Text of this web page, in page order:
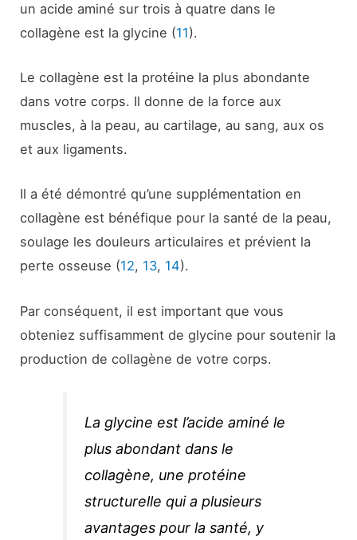
un acide aminé sur trois à quatre dans le
collagène est la glycine (11).
Le collagène est la protéine la plus abondante
dans votre corps. Il donne de la force aux
muscles, à la peau, au cartilage, au sang, aux os
et aux ligaments.
Il a été démontré qu’une supplémentation en
collagène est bénéfique pour la santé de la peau,
soulage les douleurs articulaires et prévient la
perte osseuse (12, 13, 14).
Par conséquent, il est important que vous
obteniez suffisamment de glycine pour soutenir la
production de collagène de votre corps.
La glycine est l’acide aminé le
plus abondant dans le
collagène, une protéine
structurelle qui a plusieurs
avantages pour la santé, y